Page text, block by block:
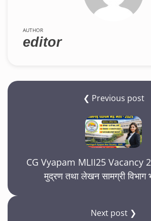
AUTHOR
editor
❮ Previous post
CG Vyapam MLII25 Vacancy
मुद्रण तथा लेखन सामग्री विभाग
Next post ❯